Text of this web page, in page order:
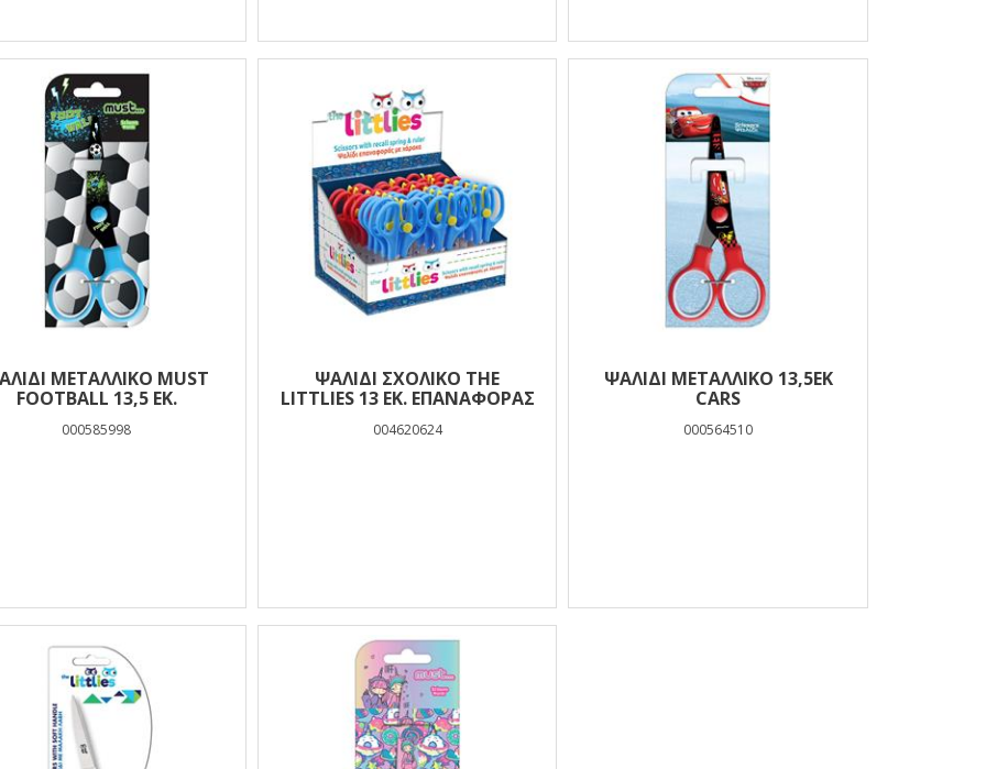
ΜΕΤΑΛΛΙΚΌ MUST
FOOTBALL 13,5 ΕΚ.
000585998
ΨΑΛΊΔΙ ΣΧΟΛΙΚΌ THE
LITTLIES 13 ΕΚ. ΕΠΑΝΑΦΟΡΆΣ
004620624
ΨΑΛΙΔΙ ΜΕΤΑΛΛΙΚΟ 13,5ΕΚ
CARS
000564510